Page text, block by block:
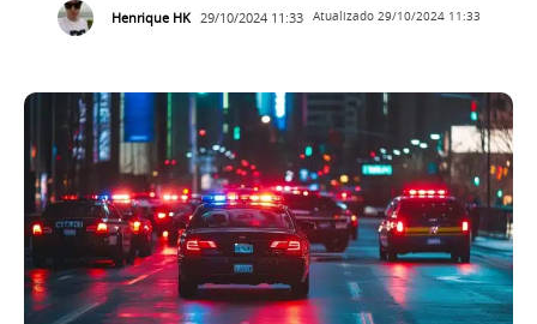
Henrique HK 29/10/2024 11:33 Atualizado 29/10/2024 11:33